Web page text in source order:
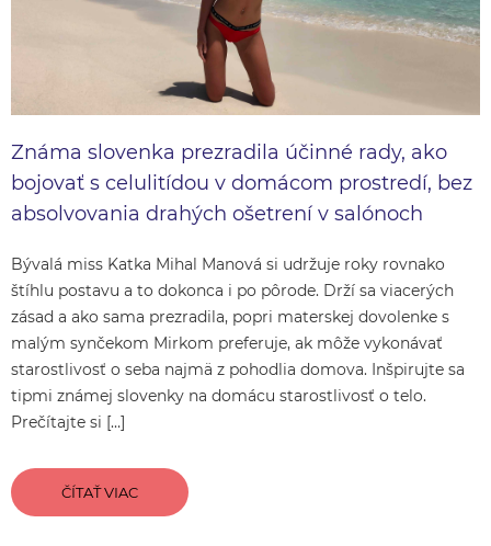
Známa slovenka prezradila účinné rady, ako
bojovať s celulitídou v domácom prostredí, bez
absolvovania drahých ošetrení v salónoch
Bývalá miss Katka Mihal Manová si udržuje roky rovnako
štíhlu postavu a to dokonca i po pôrode. Drží sa viacerých
zásad a ako sama prezradila, popri materskej dovolenke s
malým synčekom Mirkom preferuje, ak môže vykonávať
starostlivosť o seba najmä z pohodlia domova. Inšpirujte sa
tipmi známej slovenky na domácu starostlivosť o telo.
Prečítajte si […]
ČÍTAŤ VIAC